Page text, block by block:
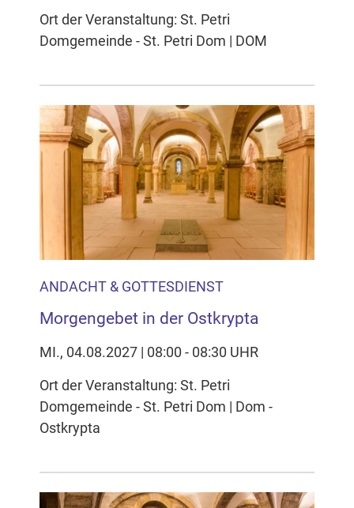
Ort der Veranstaltung: St. Petri
Domgemeinde - St. Petri Dom | DOM
ANDACHT & GOTTESDIENST
Morgengebet in der Ostkrypta
MI., 04.08.2027 | 08:00 - 08:30 UHR
Ort der Veranstaltung: St. Petri
Domgemeinde - St. Petri Dom | Dom -
Ostkrypta